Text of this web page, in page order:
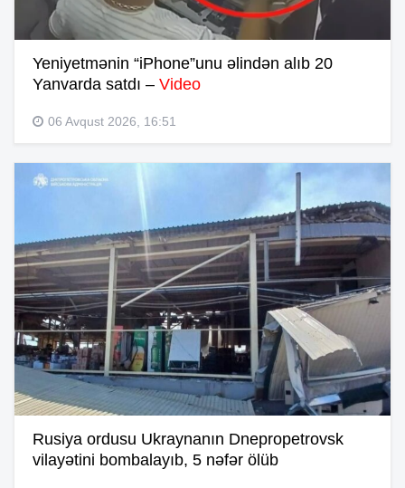
Yeniyetmənin “iPhone”unu əlindən alıb 20
Yanvarda satdı – Video
06 Avqust 2026, 16:51
Rusiya ordusu Ukraynanın Dnepropetrovsk
vilayətini bombalayıb, 5 nəfər ölüb